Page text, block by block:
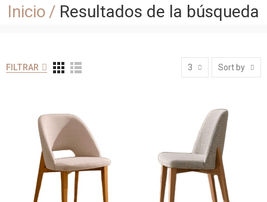
Inicio Resultados de la búsqueda
FILTRAR 3 Sort by